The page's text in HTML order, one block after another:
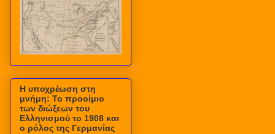
Η υποχρέωση στη
μνήμη: Το προοίμιο
των διώξεων του
Ελληνισμού το 1908 και
ο ρόλος της Γερμανίας